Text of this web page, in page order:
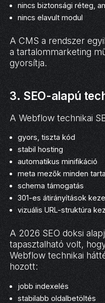
nincs biztonsági réteg,
nincs elavult modul
A CMS a rendszer
a tartalommarketing
gyorsítja.
3. SEO-alapú
A Webflow technikai
gyors, tiszta kód
stabil hosting
automatikus minifikáció
meta mezők minden
schema támogatás
301-es átirányítások
vizuális URL-struktúra
A 2026 SEO doksi
tapasztalható volt,
Webflow technikai
hozott:
jobb indexelés
stabilabb oldalbetöltés